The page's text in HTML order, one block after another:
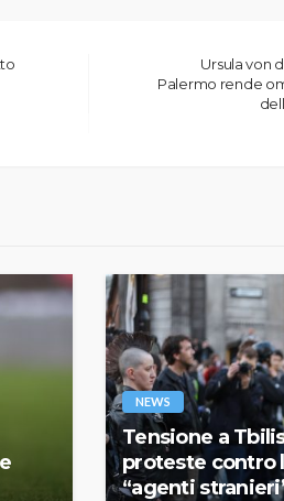
Ursula von
Palermo rende
NEWS
Tensione a
proteste contro
“agenti